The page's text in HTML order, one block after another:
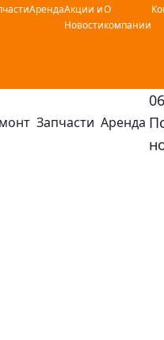
сети : меню :
АрендаАкции и
Новости
О
компании
меню
Запчасти Аренда